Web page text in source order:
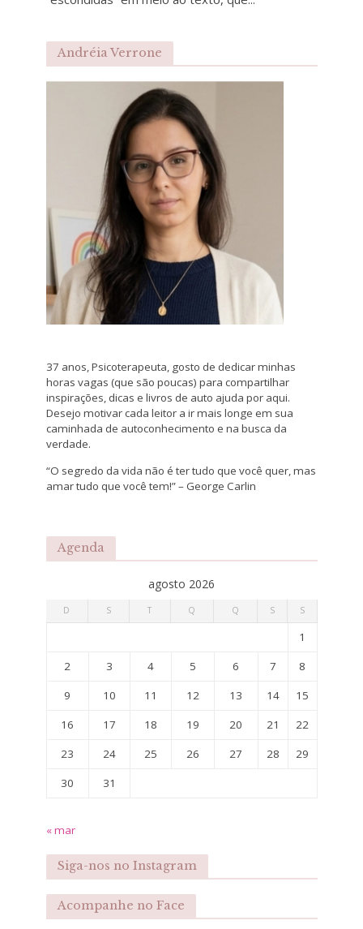
Andréia Verrone
37 anos, Psicoterapeuta, gosto de dedicar minhas
horas vagas (que são poucas) para compartilhar
inspirações, dicas e livros de auto ajuda por aqui.
Desejo motivar cada leitor a ir mais longe em sua
caminhada de autoconhecimento e na busca da
verdade.
“O segredo da vida não é ter tudo que você quer, mas
amar tudo que você tem!” – George Carlin
Agenda
agosto 2026
D S T Q Q S S
1
2
3 4 5 6 7
8
9
10 11 12 13 14
15
16
17 18 19 20 21
22
23
24 25 26 27 28
29
30
31
« mar
Siga-nos no Instagram
Acompanhe no Face